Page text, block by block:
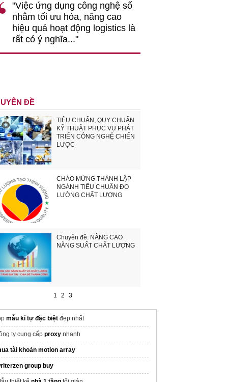
"Việc ứng dụng công nghệ số
nhằm tối ưu hóa, nâng cao
hiệu quả hoạt động logistics là
rất có ý nghĩa..."
ĐỀ
TIÊU CHUẨN, QUY CHUẨN
KỸ THUẬT PHỤC VỤ PHÁT
TRIỂN CÔNG NGHỆ CHIẾN
LƯỢC
CHÀO MỪNG THÀNH LẬP
NGÀNH TIÊU CHUẨN ĐO
LƯỜNG CHẤT LƯỢNG
Chuyên đề: NÂNG CAO
NĂNG SUẤT CHẤT LƯỢNG
1 2 3
mẫu kí tự đặc biệt đẹp nhất
ty cung cấp proxy nhanh
tài khoản motion array
group buy